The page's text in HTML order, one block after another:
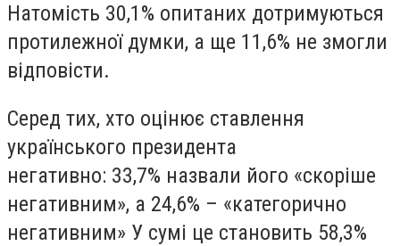
Натомість 30,1% опитаних дотримуються
протилежної думки, а ще 11,6% не змогли
відповісти.
Серед тих, хто оцінює ставлення
українського президента
негативно: 33,7% назвали його «скоріше
негативним», а 24,6% – «категорично
негативним» У сумі це становить 58,3%